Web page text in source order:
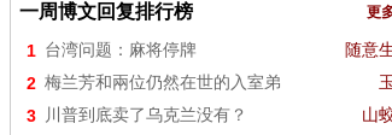
一周博文回复排行榜 更
1 台湾问题：麻将停牌 随意
2 梅兰芳和兩位仍然在世的入室弟
3 川普到底卖了乌克兰没有？ 山